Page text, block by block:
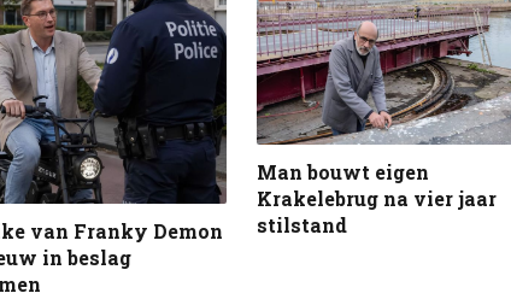
van Franky Demon
in beslag
Man bouwt eigen
Krakelebrug na vier jaar
stilstand